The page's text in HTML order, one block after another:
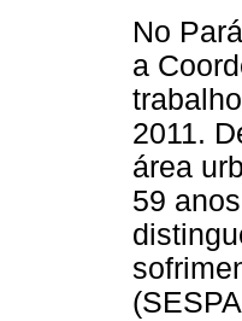
No
a
2011.
área
59